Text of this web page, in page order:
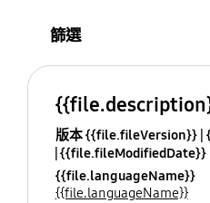
篩選
版本 {{file.fileVersion}}
{{file.fileModifiedDate}}
{{file.languageName}}
{{file.languageName}}